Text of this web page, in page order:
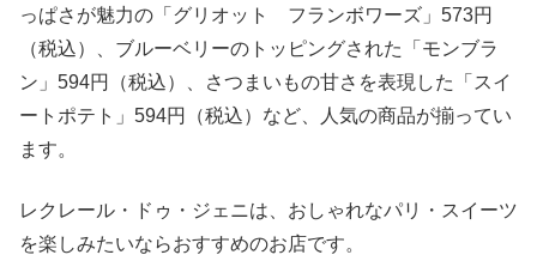
っぱさが魅力の「グリオット フランボワーズ」573円
（税込）、ブルーベリーのトッピングされた「モンブラ
ン」594円（税込）、さつまいもの甘さを表現した「スイ
ートポテト」594円（税込）など、人気の商品が揃ってい
ます。
レクレール・ドゥ・ジェニは、おしゃれなパリ・スイーツ
を楽しみたいならおすすめのお店です。